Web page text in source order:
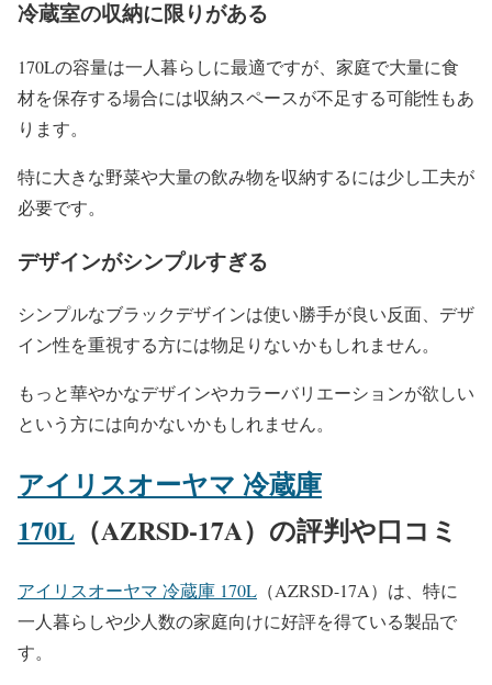
冷蔵室の収納に限りがある
170Lの容量は一人暮らしに最適ですが、家庭で大量に食
材を保存する場合には収納スペースが不足する可能性もあ
ります。
特に大きな野菜や大量の飲み物を収納するには少し工夫が
必要です。
デザインがシンプルすぎる
シンプルなブラックデザインは使い勝手が良い反面、デザ
イン性を重視する方には物足りないかもしれません。
もっと華やかなデザインやカラーバリエーションが欲しい
という方には向かないかもしれません。
アイリスオーヤマ 冷蔵庫
170L （AZRSD-17A）の評判や口コミ
アイリスオーヤマ 冷蔵庫 170L （AZRSD-17A）は、特に
一人暮らしや少人数の家庭向けに好評を得ている製品で
す。